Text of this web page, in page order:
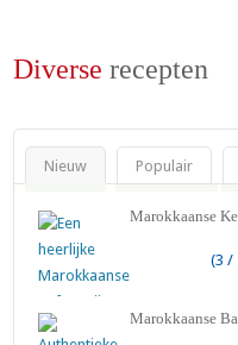
Diverse recepten
Nieuw Populair
Marokkaanse
(3 /
Marokkaanse